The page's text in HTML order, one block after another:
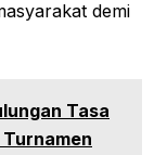
demi
Tasa